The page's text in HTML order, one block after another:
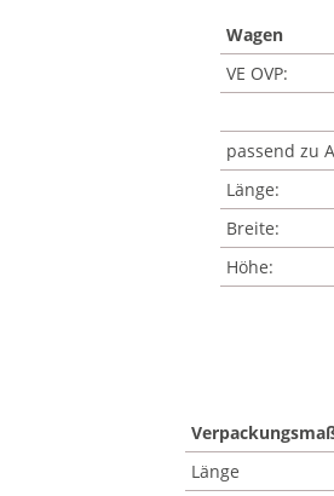
Wagen
VE OVP:
passend zu
Länge:
Breite:
Höhe:
Länge